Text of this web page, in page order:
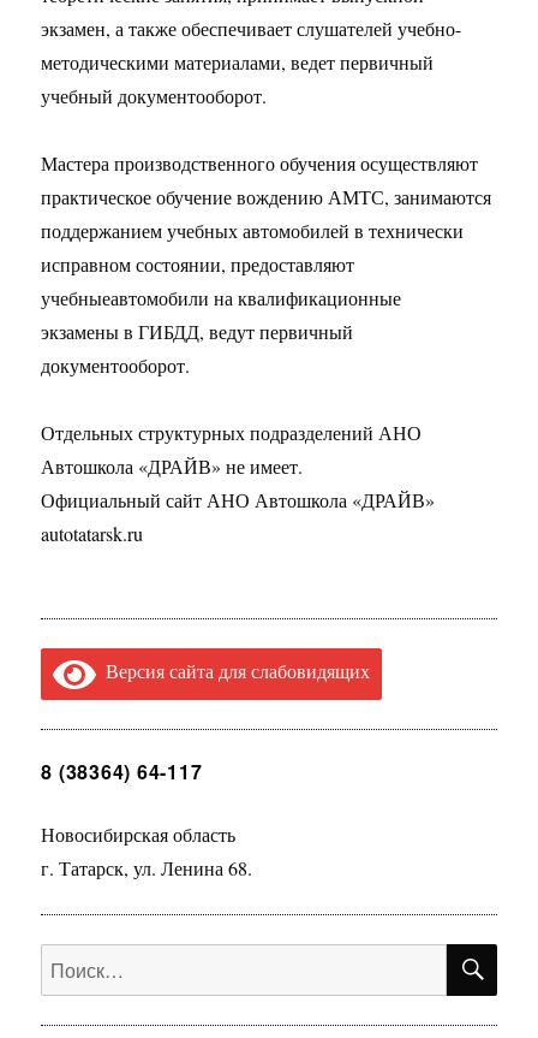
экзамен, а также обеспечивает слушателей учебно-
методическими материалами, ведет первичный
учебный документооборот.
Мастера производственного обучения осуществляют
практическое обучение вождению АМТС, занимаются
поддержанием учебных автомобилей в технически
исправном состоянии, предоставляют
учебныеавтомобили на квалификационные
экзамены в ГИБДД, ведут первичный
документооборот.
Отдельных структурных подразделений АНО
Автошкола «ДРАЙВ» не имеет.
Официальный сайт АНО Автошкола «ДРАЙВ»
autotatarsk.ru
Версия сайта для слабовидящих
8 (38364) 64-117
Новосибирская область
г. Татарск, ул. Ленина 68.
Искать: